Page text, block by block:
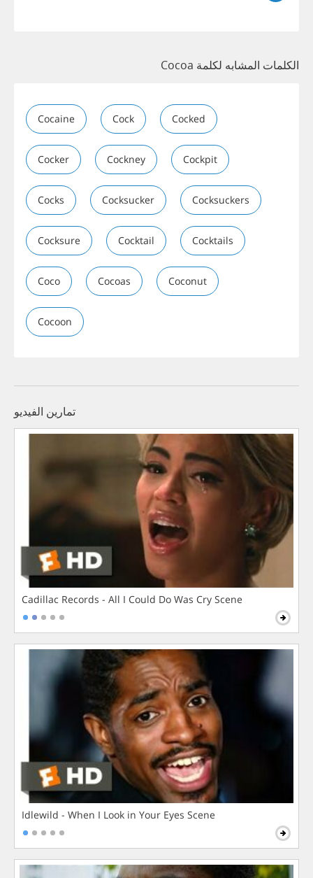
الكلمات المشابه لكلمة Cocoa
Cocaine Cock Cocked
Cocker Cockney Cockpit
Cocks Cocksucker Cocksuckers
Cocksure Cocktail Cocktails
Coco Cocoas Coconut
Cocoon
تمارين الفيديو
Cadillac Records - All I Could Do Was Cry Scene
Idlewild - When I Look in Your Eyes Scene